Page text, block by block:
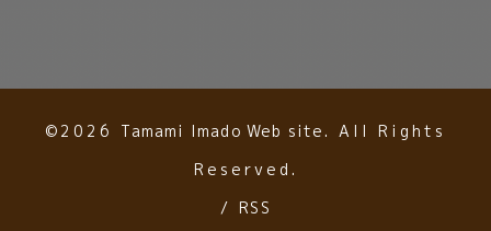
©2026 Tamami Imado Web site. All Rights
Reserved.
/RSS